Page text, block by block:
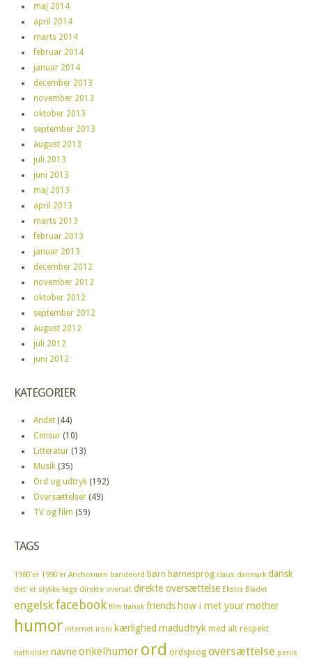
maj 2014
april 2014
marts 2014
februar 2014
januar 2014
december 2013
november 2013
oktober 2013
september 2013
august 2013
juli 2013
juni 2013
maj 2013
april 2013
marts 2013
februar 2013
januar 2013
december 2012
november 2012
oktober 2012
september 2012
august 2012
juli 2012
juni 2012
KATEGORIER
Andet (44)
Censur (10)
Litteratur (13)
Musik (35)
Ord og udtryk (192)
Oversættelser (49)
TV og film (59)
TAGS
1980'er 1990'er Anchorman bandeord børn børnesprog claus danmark dansk
det' et stykke kage direkte oversat direkte oversættelse Ekstra Bladet
engelskfacebook film fransk friends how i met your mother
humor internet ironi kærlighed madudtryk med alt respekt
natholdet navneonkelhumor ord ordsprog oversættelse penis